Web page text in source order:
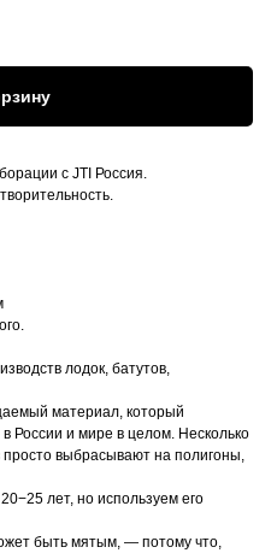
с JTI Россия.
лодок, батутов,
материал, который
России и мире в целом. Несколько
просто выбрасывают на полигоны,
лет, но используем его
быть мятым, — потому что,